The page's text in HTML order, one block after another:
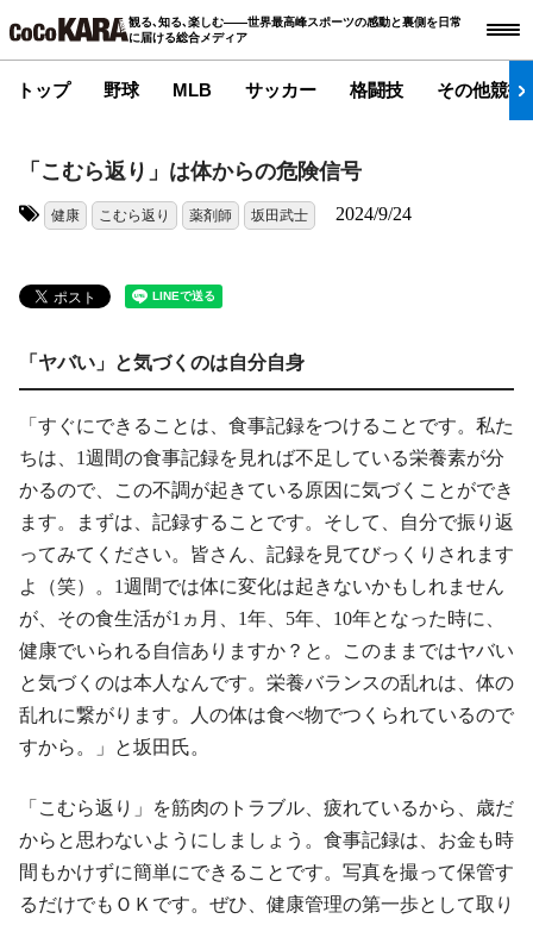
観る､知る､楽しむ――世界最高峰スポーツの感動と裏側を日常
に届ける総合メディア
トップ 野球 MLB サッカー 格闘技 その他競技
「こむら返り」は体からの危険信号
健康 こむら返り 薬剤師 坂田武士 2024/9/24
「ヤバい」と気づくのは自分自身
「すぐにできることは、食事記録をつけることです。私た
ちは、1週間の食事記録を見れば不足している栄養素が分
かるので、この不調が起きている原因に気づくことができ
ます。まずは、記録することです。そして、自分で振り返
ってみてください。皆さん、記録を見てびっくりされます
よ（笑）。1週間では体に変化は起きないかもしれません
が、その食生活が1ヵ月、1年、5年、10年となった時に、
健康でいられる自信ありますか？と。このままではヤバい
と気づくのは本人なんです。栄養バランスの乱れは、体の
乱れに繋がります。人の体は食べ物でつくられているので
すから。」と坂田氏。
「こむら返り」を筋肉のトラブル、疲れているから、歳だ
からと思わないようにしましょう。食事記録は、お金も時
間もかけずに簡単にできることです。写真を撮って保管す
るだけでもＯＫです。ぜひ、健康管理の第一歩として取り